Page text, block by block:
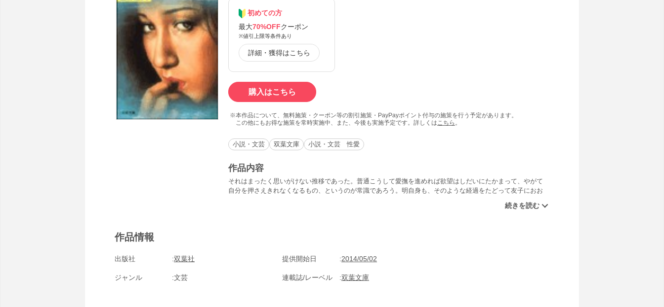
初めての方
最大70%OFFクーポン
※値引上限等条件あり
詳細・獲得はこちら
購入はこちら
本作品について、無料施策・クーポン等の割引施策・PayPayポイント付与の施策を行う予定があります。
この他にもお得な施策を常時実施中、また、今後も実施予定です。詳しくは こちら 。
小説・文芸 双葉文庫 小説・文芸 性愛
作品内容
それはまったく思いがけない推移であった。普通こうして愛撫を進めれば欲望はしだいにたかまって、やがて
自分を押さえきれなくなるもの、というのが常識であろう。明自身も、そのような経過をたどって友子におお
欲望の炎は同じ高さを保っている明全体をおおいつくすまでに至らず、むしろしだいに精神的な面が色濃くに
作品情報
出版社 双葉社 提供開始日 2014/05/02
ジャンル 文芸 連載誌/レーベル 双葉文庫